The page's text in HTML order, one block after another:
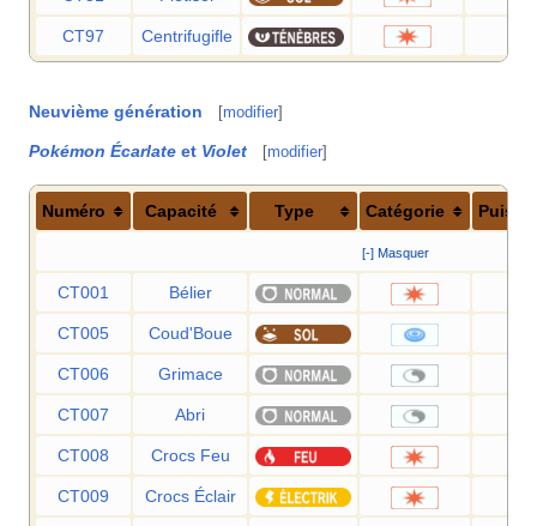
CT97 Centrifugifle
Neuvième génération [modifier]
Pokémon Écarlate et Violet [modifier]
Numéro Capacité Type Catégorie
[-] Masquer
CT001 Bélier
CT005 Coud'Boue
CT006 Grimace
CT007 Abri
CT008 Crocs Feu
CT009 Crocs Éclair